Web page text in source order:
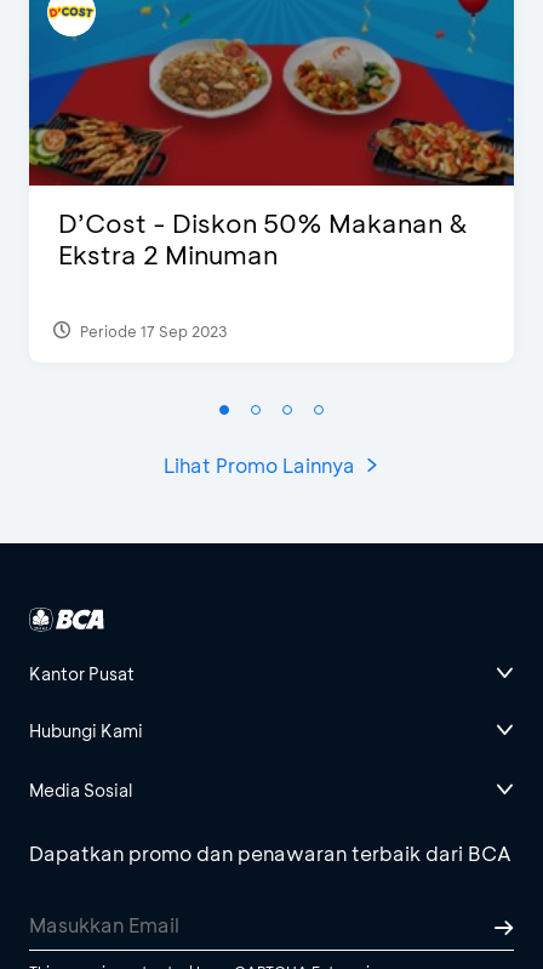
D’Cost - Diskon 50% Makanan &
Ekstra 2 Minuman
Periode 17 Sep 2023
Lihat Promo Lainnya
Kantor Pusat
Hubungi Kami
Media Sosial
Dapatkan promo dan penawaran terbaik dari BCA